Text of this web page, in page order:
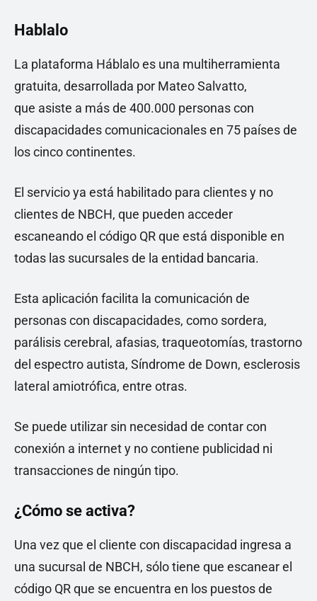
Hablalo
La plataforma Háblalo es una multiherramienta
gratuita, desarrollada por Mateo Salvatto,
que asiste a más de 400.000 personas con
discapacidades comunicacionales en 75 países de
los cinco continentes.
El servicio ya está habilitado para clientes y no
clientes de NBCH, que pueden acceder
escaneando el código QR que está disponible en
todas las sucursales de la entidad bancaria.
Esta aplicación facilita la comunicación de
personas con discapacidades, como sordera,
parálisis cerebral, afasias, traqueotomías, trastorno
del espectro autista, Síndrome de Down, esclerosis
lateral amiotrófica, entre otras.
Se puede utilizar sin necesidad de contar con
conexión a internet y no contiene publicidad ni
transacciones de ningún tipo.
¿Cómo se activa?
Una vez que el cliente con discapacidad ingresa a
una sucursal de NBCH, sólo tiene que escanear el
código QR que se encuentra en los puestos de